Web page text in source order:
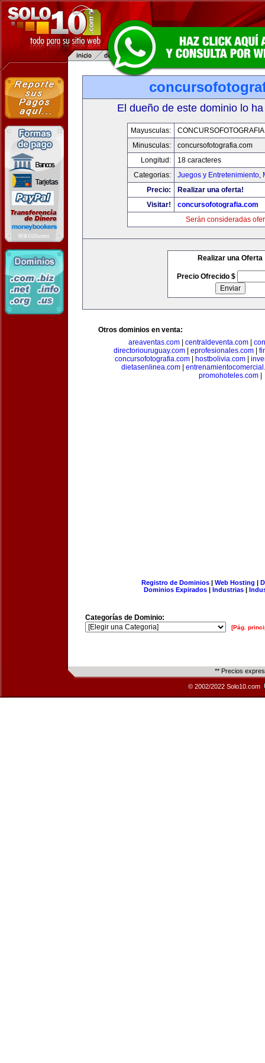
El dueño de este dominio lo
Mayusculas:
Minusculas:
concursofotografia.com
Longitud:
18 caracteres
Categorias:
Juegos y Entretenimiento,
Precio:
Realizar una oferta!
Visitar!
concursofotografia.com
Serán consideradas
Realizar una Oferta
Precio Ofrecido $
Otros dominios en venta:
areaventas.com
centraldeventa.com
directoriouruguay.com
eprofesionales.com
concursofotografia.com| hostbolivia.com|
dietasenlinea.com|
promohoteles.com|
Registro de Dominios| Web Hosting |
Dominios Expirados | Industrias |
Categorías de Dominio:
[Pág.
** Precios
© 2002/2022 Solo10.com